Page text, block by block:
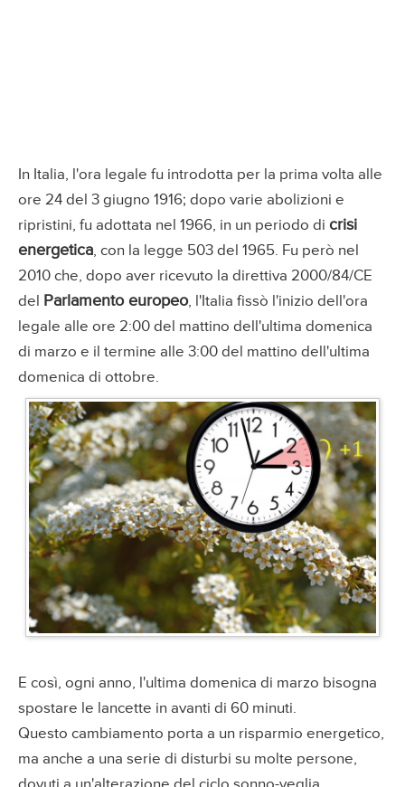
In Italia, l'ora legale fu introdotta per la prima volta alle
ore 24 del 3 giugno 1916; dopo varie abolizioni e
ripristini, fu adottata nel 1966, in un periodo di crisi
energetica, con la legge 503 del 1965. Fu però nel
2010 che, dopo aver ricevuto la direttiva 2000/84/CE
del Parlamento europeo, l'Italia fissò l'inizio dell'ora
legale alle ore 2:00 del mattino dell'ultima domenica
di marzo e il termine alle 3:00 del mattino dell'ultima
domenica di ottobre.
E così, ogni anno, l'ultima domenica di marzo bisogna
spostare le lancette in avanti di 60 minuti.
Questo cambiamento porta a un risparmio energetico,
ma anche a una serie di disturbi su molte persone,